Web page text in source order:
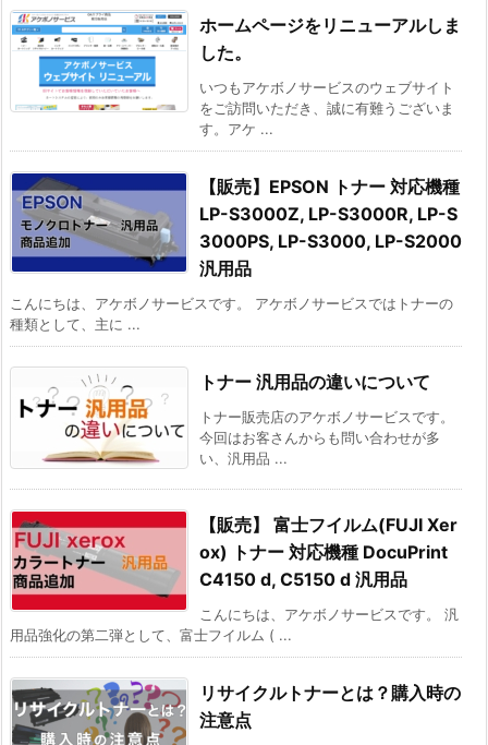
ホームページをリニューアルしま
した。
いつもアケボノサービスのウェブサイト
をご訪問いただき、誠に有難うございま
す。アケ ...
【販売】EPSON トナー 対応機種
LP-S3000Z, LP-S3000R, LP-S
3000PS, LP-S3000, LP-S2000
汎用品
こんにちは、アケボノサービスです。 アケボノサービスではトナーの
種類として、主に ...
トナー 汎用品の違いについて
トナー販売店のアケボノサービスです。
今回はお客さんからも問い合わせが多
い、汎用品 ...
【販売】 富士フイルム(FUJI Xer
ox) トナー 対応機種 DocuPrint
C4150 d, C5150 d 汎用品
こんにちは、アケボノサービスです。 汎
用品強化の第二弾として、富士フイルム ( ...
リサイクルトナーとは？購入時の
注意点